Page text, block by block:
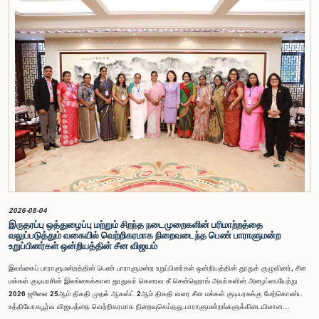
தொடர்ந்து, அரசாங்க பொறுப்பு முயற்சிகள் பற்றிய குழுவின் கௌரவ தவிசாளரினால் எழுப்பப்பட்ட
சிறப்புரிமைப் பிரச்சினையினையடுத்து, பாராளுமன்றத்தை அவமதித்தமை தொடர்பான
குற்றச்சாட்டுகளின் பேரில் இரு அதிகாரிகளும் 2026 பெப்ரவரி 17 ஆம் திகதி ஒழுக்கநெறிகள் மற்றும்
சிறப்புரிமைகள் பற்றிய குழுவின் முன்னிலையில் ஆஜராகினர். இந்த நடவடிக்கைகளின் போது, அவர்கள்
தமது நடத்தைக்காக மனப்பூர்வமான மன்னிப்பைக் கோரினர். உரிய பரிசீலனையின் பின்னர்,
அதிகாரிகள் தமது செயல்களின் தீவிரத்தை ஏற்றுக்கொண்டுள்ளார்கள் என்பதையும், பாராளுமன்றக்
குழுக்களின் அதிகாரம், கௌரவம் மற்றும் தாபிக்கப்பட்ட நடைமுறைகளை மதிப்பதன்
முக்கியத்துவத்தைப் புரிந்துள்ளமையை வெளிப்படுத்தியுள்ளனர் என்பதையும் கவனத்திற்கொண்டு,
ஒழுக்கநெறிகள் மற்றும் சிறப்புரிமைகள் பற்றிய குழுவானது அரசாங்க பொறுப்பு முயற்சிகள் பற்றிய
குழுவின் தவிசாளருடன் இணைந்து அவர்களது மன்னிப்பை ஏற்றுக்கொண்டது.பாராளுமன்றக்
குழுக்களின் முன்னிலையில் ஆஜராகும் அனைத்து தனிநபர்களும் மிக உயர்ந்த நடத்தை தரநிலைகளைக்
கடைப்பிடிக்க வேண்டும், நாடாளுமன்ற நடைமுறைகளுக்கு இணங்க வேண்டும் மற்றும் எல்லா
நேரங்களிலும் நாடாளுமன்றத்தின் கண்ணியம் மற்றும் அதிகாரத்தை நிலைநிறுத்த வேண்டும் என்று
இந்தக் குழு வலியுறுத்த விரும்புகிறது.அரசாங்க பொறுப்பு முயற்சிகள் பற்றிய குழுஇலங்கை
பாராளுமன்றம்
2026-08-04
இருதரப்பு ஒத்துழைப்பு மற்றும் சிறந்த நடைமுறைகளின் பரிமாற்றத்தை
வலுப்படுத்தும் வகையில் வெற்றிகரமாக நிறைவடைந்த பெண் பாராளுமன்ற
உறுப்பினர்கள் ஒன்றியத்தின் சீன விஜயம்
இலங்கைப் பாராளுமன்றத்தின் பெண் பாராளுமன்ற உறுப்பினர்கள் ஒன்றியத்தின் தூதுக் குழுவினர், சீன
மக்கள் குடியரசின் இலங்கைக்கான தூதுவர் கௌரவ கீ சென்ஹொங் அவர்களின் அழைப்பையேற்று
2026 ஜூலை 25ஆம் திகதி முதல் ஆகஸ்ட் 2ஆம் திகதி வரை சீன மக்கள் குடியரசுக்கு மேற்கொண்ட
உத்தியோகபூர்வ விஜயத்தை வெற்றிகரமாக நிறைவுசெய்தது.பாராளுமன்றங்களுக்கிடையிலான